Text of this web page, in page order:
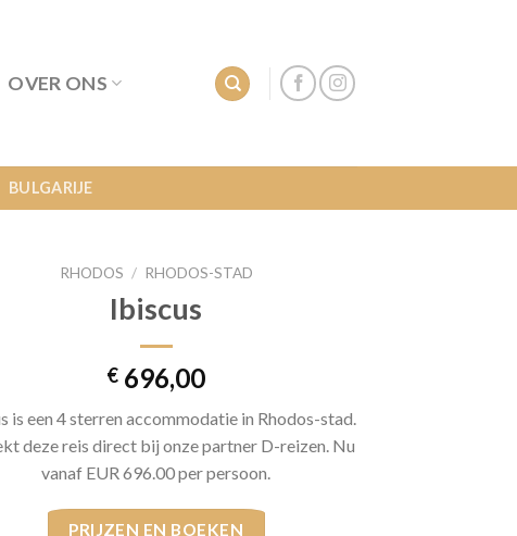
OVER ONS
BULGARIJE
RHODOS / RHODOS-STAD
Ibiscus
€ 696,00
is een 4 sterren accommodatie in Rhodos-stad.
deze reis direct bij onze partner D-reizen. Nu
vanaf EUR 696.00 per persoon.
PRIJZEN EN BOEKEN